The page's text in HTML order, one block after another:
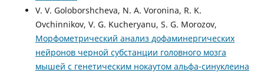
V. V. Goloborshcheva, N. A. Voronina, R. K.
Ovchinnikov, V. G. Kucheryanu, S. G. Morozov,
Морфометрический анализ дофаминергических
нейронов черной субстанции головного мозга
мышей с генетическим нокаутом альфа-синуклеина